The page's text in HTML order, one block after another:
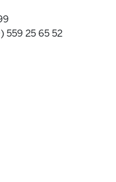
559 25 65 52